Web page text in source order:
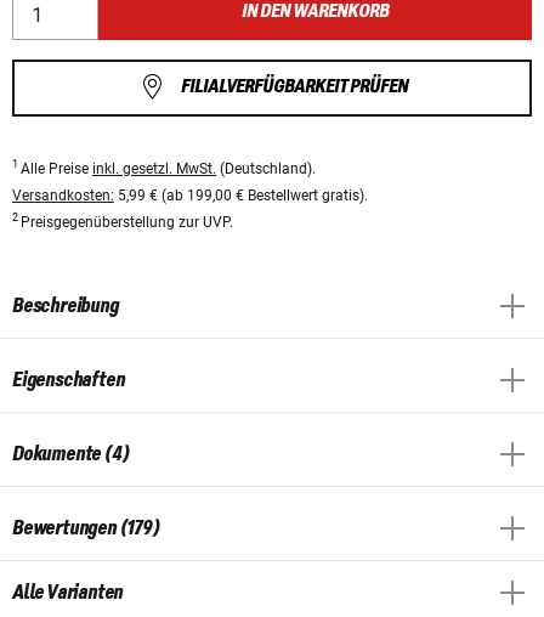
IN DEN WARENKORB
FILIALVERFÜGBARKEIT PRÜFEN
1 Alle Preise inkl. gesetzl. MwSt. (Deutschland).
Versandkosten: 5,99 € (ab 199,00 € Bestellwert gratis).
2 Preisgegenüberstellung zur UVP.
Beschreibung
Eigenschaften
Dokumente (4)
Bewertungen (179)
Alle Varianten